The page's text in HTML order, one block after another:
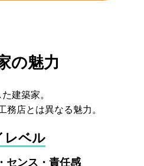
の魅力
建築家。
務店とは異なる魅力。
レベル
センス・責任感